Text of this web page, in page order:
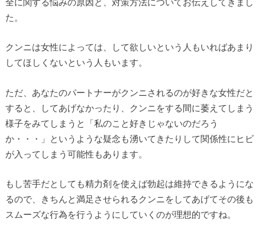
た。
クンニは女性によっては、して欲しいという人もいればあまり
してほしくないという人もいます。
ただ、あなたのパートナーがクンニされるのが好きな女性だと
すると、してあげなかったり、クンニをする間に萎えてしまう
様子をみてしまうと「私のこと好きじゃないのだろう
か・・・」というような疑念も湧いてきたりして関係性にヒビ
が入ってしまう可能性もあります。
もし苦手だとしても精力剤を使えば勃起は維持できるようにな
るので、きちんと満足させられるクンニをしてあげてその後も
スムーズな行為を行うようにしていくのが理想的ですね。